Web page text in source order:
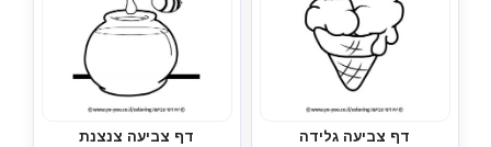
דף צביעה גלידה
דף צביעה צנצנת